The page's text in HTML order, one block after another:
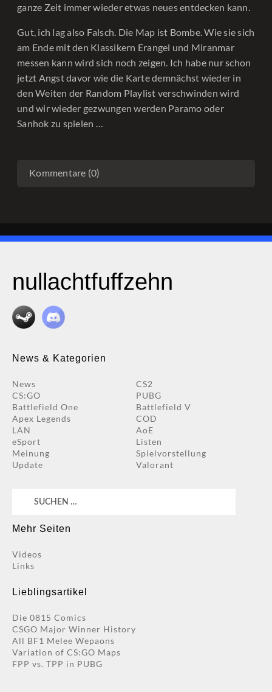
ganze Zeit immer wieder etwas neues entdecken kann.
Gut, ich lag also Falsch. Die Map ist Bombe. Wie sie sich
am Ende mit den Klassikern Erangel und Miranmar
messen kann wird sich noch zeigen. Ich habe nur schon
jetzt Angst davor wie die Karte demnächst wieder in
den Weiten der Random Playlist verschwinden wird
und wir wieder gezwungen werden Paramo oder
Sanhok zu spielen …
Kommentare (0)
nullachtfuffzehn
News & Kategorien
News
CS2
CS:GO
PUBG
Battlefield One
Battlefield V
Apex Legends
COD
LAN
AoE
eSport
Listen
Meinung
Spielvorstellung
Update
Valorant
Suchen
Mehr Seiten
Videos
Links
Lieblingsartikel
Die 0815 Comics
CSGO Major Winner History
All BF1 Melee Wepaons
Variation of CS:GO Maps
FPP vs. TPP in PUBG